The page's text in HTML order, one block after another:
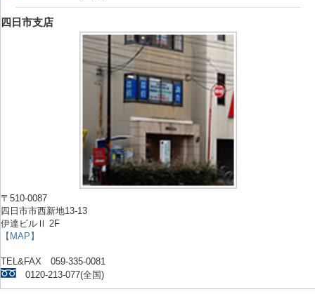
四日市支店
〒510-0087
四日市市西新地13-13
伊達ビルⅡ 2F
【MAP】
TEL&FAX 059-335-0081
0120-213-077(全国)